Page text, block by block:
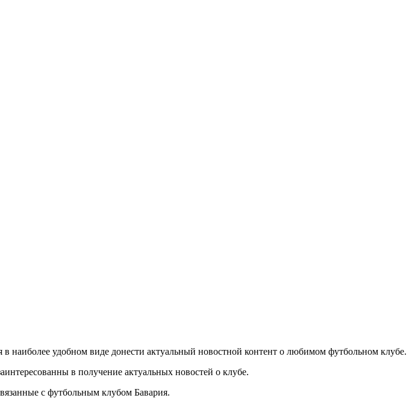
наиболее удобном виде донести актуальный новостной контент о любимом футбольном клубе.
в получение актуальных новостей о клубе.
с футбольным клубом Бавария.